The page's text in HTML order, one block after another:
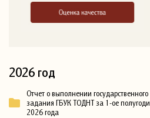
2026 год
Отчет о выполнении государственного
задания ГБУК ТОДНТ за 1-ое
2026 года